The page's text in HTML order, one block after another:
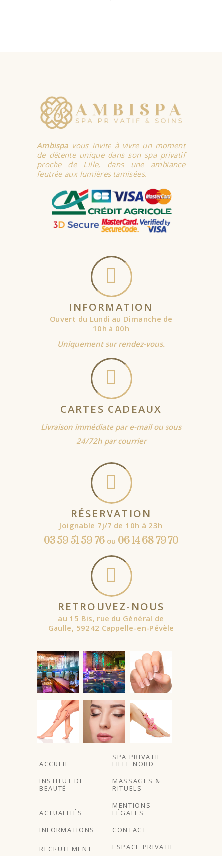
Ambispa vous invite à vivre un moment
de détente unique dans son spa privatif
proche de Lille, dans une ambiance
feutrée aux lumières tamisées.
INFORMATION
Ouvert du Lundi au Dimanche de
10h à 00h
Uniquement sur rendez-vous.
CARTES CADEAUX
Livraison immédiate par e-mail ou sous
24/72h par courrier
RÉSERVATION
Joignable 7j/7 de 10h à 23h
03 59 51 59 76 ou 06 14 68 79 70
RETROUVEZ-NOUS
au 15 Bis, rue du Général de
Gaulle, 59242 Cappelle-en-Pévèle
ACCUEIL
SPA PRIVATIF
LILLE NORD
INSTITUT DE
BEAUTÉ
MASSAGES &
RITUELS
ACTUALITÉS
MENTIONS
LÉGALES
INFORMATIONS
CONTACT
RECRUTEMENT ESPACE PRIVATIF